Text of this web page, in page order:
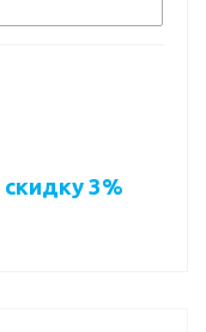
скидку 3%